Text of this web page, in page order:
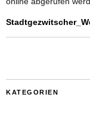
KATEGORIEN